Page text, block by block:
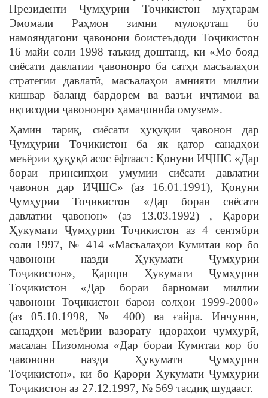
Президенти Ҷумҳурии Тоҷикистон муҳтарам
Эмомалӣ Раҳмон зимни мулоқоташ бо
намояндагони ҷавонони боистеъдоди Тоҷикистон
16 майи соли 1998 таъкид доштанд, ки «Мо бояд
сиёсати давлатии ҷавононро ба сатҳи масъалаҳои
стратегии давлатӣ, масъалаҳои амнияти миллии
кишвар баланд бардорем ва вазъи иҷтимоӣ ва
иқтисодии ҷавононро ҳамаҷониба омӯзем».
Ҳамин тариқ, сиёсати ҳуқуқии ҷавонон дар
Ҷумҳурии Тоҷикистон ба як қатор санадҳои
меъёрии ҳуқуқӣ асос ёфтааст: Қонуни ИҶШС «Дар
бораи принсипҳои умумии сиёсати давлатии
ҷавонон дар ИҶШС» (аз 16.01.1991), Қонуни
Ҷумҳурии Тоҷикистон «Дар бораи сиёсати
давлатии ҷавонон» (аз 13.03.1992) , Қарори
Ҳукумати Ҷумҳурии Тоҷикистон аз 4 сентябри
соли 1997, № 414 «Масъалаҳои Кумитаи кор бо
ҷавонони назди Ҳукумати Ҷумҳурии
Тоҷикистон», Қарори Ҳукумати Ҷумҳурии
Тоҷикистон «Дар бораи барномаи миллии
ҷавонони Тоҷикистон барои солҳои 1999-2000»
(аз 05.10.1998, № 400) ва ғайра. Инчунин,
санадҳои меъёрии вазорату идораҳои ҷумҳурӣ,
масалан Низомнома «Дар бораи Кумитаи кор бо
ҷавонони назди Ҳукумати Ҷумҳурии
Тоҷикистон», ки бо Қарори Ҳукумати Ҷумҳурии
Тоҷикистон аз 27.12.1997, № 569 тасдиқ шудааст.